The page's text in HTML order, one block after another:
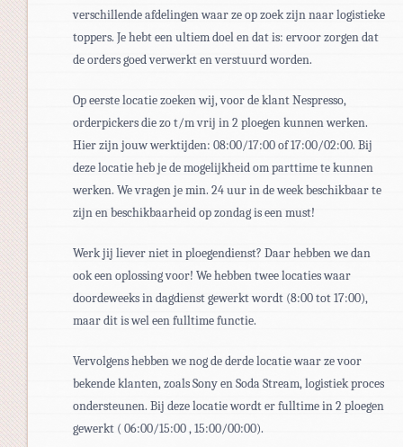
verschillende afdelingen waar ze op zoek zijn naar logistieke
toppers. Je hebt een ultiem doel en dat is: ervoor zorgen dat
de orders goed verwerkt en verstuurd worden.
Op eerste locatie zoeken wij, voor de klant Nespresso,
orderpickers die zo t/m vrij in 2 ploegen kunnen werken.
Hier zijn jouw werktijden: 08:00/17:00 of 17:00/02:00. Bij
deze locatie heb je de mogelijkheid om parttime te kunnen
werken. We vragen je min. 24 uur in de week beschikbaar te
zijn en beschikbaarheid op zondag is een must!
Werk jij liever niet in ploegendienst? Daar hebben we dan
ook een oplossing voor! We hebben twee locaties waar
doordeweeks in dagdienst gewerkt wordt (8:00 tot 17:00),
maar dit is wel een fulltime functie.
Vervolgens hebben we nog de derde locatie waar ze voor
bekende klanten, zoals Sony en Soda Stream, logistiek proces
ondersteunen. Bij deze locatie wordt er fulltime in 2 ploegen
gewerkt ( 06:00/15:00 , 15:00/00:00).